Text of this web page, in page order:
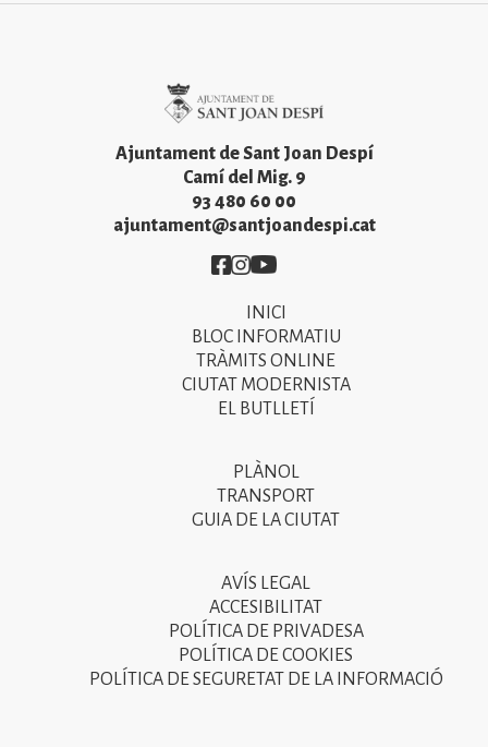
Ajuntament de Sant Joan Despí
Camí del Mig. 9
93 480 60 00
ajuntament@santjoandespi.cat
Imatge
Imatge
Imatge
INICI
BLOC INFORMATIU
TRÀMITS ONLINE
CIUTAT MODERNISTA
EL BUTLLETÍ
PLÀNOL
TRANSPORT
GUIA DE LA CIUTAT
AVÍS LEGAL
ACCESIBILITAT
POLÍTICA DE PRIVADESA
POLÍTICA DE COOKIES
POLÍTICA DE SEGURETAT DE LA INFORMACIÓ